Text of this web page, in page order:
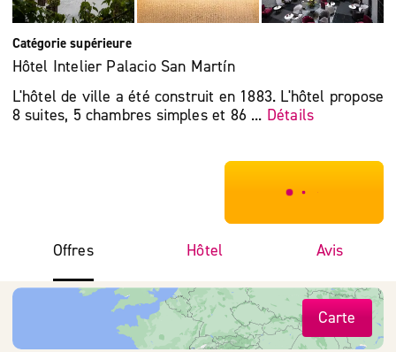
Catégorie supérieure
Hôtel Intelier Palacio San Martín
L'hôtel de ville a été construit en 1883. L'hôtel propose
8 suites, 5 chambres simples et 86 ... Détails
***************
Offres Hôtel Avis
Carte